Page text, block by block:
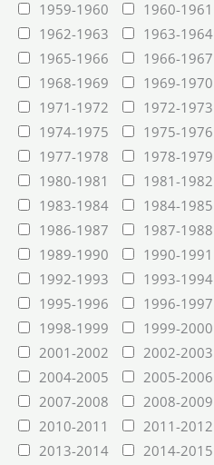
1959-1960
1960-1961
1962-1963
1963-1964
1965-1966
1966-1967
1968-1969
1969-1970
1971-1972
1972-1973
1974-1975
1975-1976
1977-1978
1978-1979
1980-1981
1981-1982
1983-1984
1984-1985
1986-1987
1987-1988
1989-1990
1990-1991
1992-1993
1993-1994
1995-1996
1996-1997
1998-1999
1999-2000
2001-2002
2002-2003
2004-2005
2005-2006
2007-2008
2008-2009
2010-2011
2011-2012
2013-2014
2014-2015